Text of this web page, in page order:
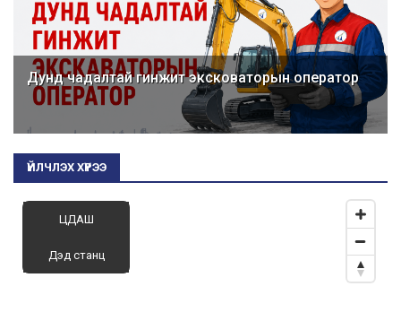
Дунд чадалтай гинжит эксковаторын оператор
ҮЙЛЧЛЭХ ХҮРЭЭ
ЦДАШ
Дэд станц